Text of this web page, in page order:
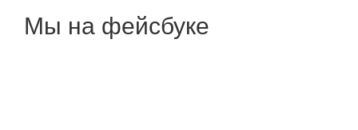
Мы на фейсбуке